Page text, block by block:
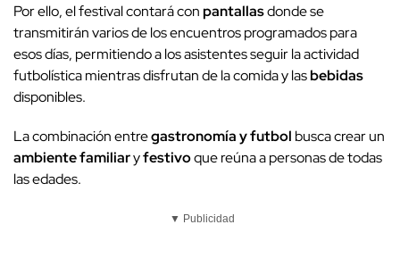
Por ello, el festival contará conpantallasdonde se
transmitirán varios de los encuentros programados para
esos días, permitiendo a los asistentes seguir la actividad
futbolística mientras disfrutan de la comida y lasbebidas
disponibles.
La combinación entregastronomía y futbol busca crear un
ambiente familiaryfestivoque reúna a personas de todas
las edades.
▼ Publicidad